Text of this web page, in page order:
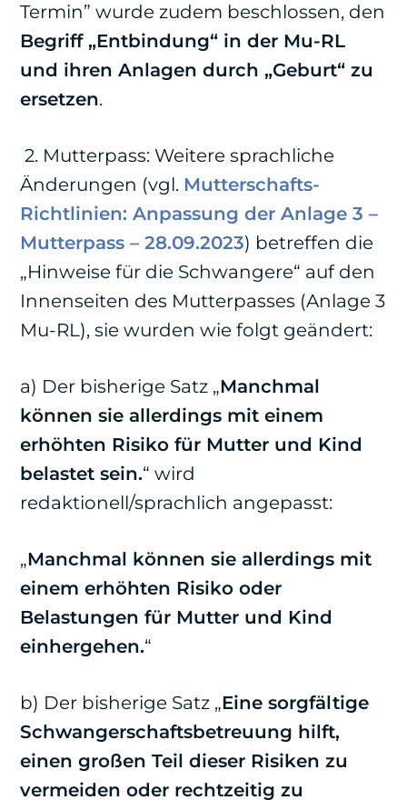
Termin” wurde zudem beschlossen, den
Begriff „Entbindung“ in der Mu-RL
und ihren Anlagen durch „Geburt“ zu
ersetzen.
2. Mutterpass: Weitere sprachliche
Änderungen (vgl. Mutterschafts-
Richtlinien: Anpassung der Anlage 3 ­–
Mutterpass – 28.09.2023) betreffen die
„Hinweise für die Schwangere“ auf den
Innenseiten des Mutterpasses (Anlage 3
Mu-RL), sie wurden wie folgt geändert:
a) Der bisherige Satz „Manchmal
können sie allerdings mit einem
erhöhten Risiko für Mutter und Kind
belastet sein.“ wird
redaktionell/sprachlich angepasst:
„Manchmal können sie allerdings mit
einem erhöhten Risiko oder
Belastungen für Mutter und Kind
einhergehen.“
b) Der bisherige Satz „Eine sorgfältige
Schwangerschaftsbetreuung hilft,
einen großen Teil dieser Risiken zu
vermeiden oder rechtzeitig zu